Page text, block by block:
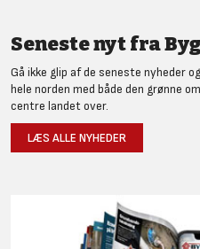
Seneste nyt fra
Gå ikke glip af de seneste nyheder
hele norden med både den grønne
centre landet over.
LÆS ALLE NYHEDER